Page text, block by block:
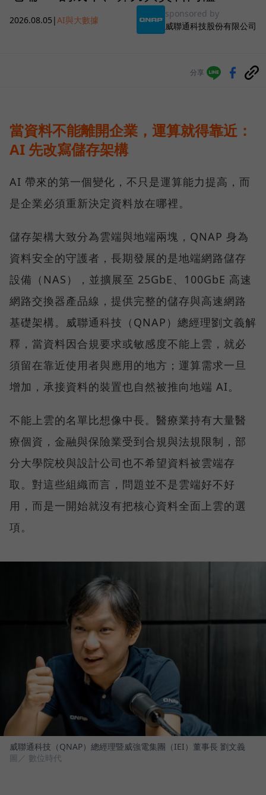
2026.08.05 |AI與大數據
sponsored by
威聯通科技股份有限公司
分享
當資料不能離開企業，運算就得靠近：
AI 先改寫儲存架構
AI 帶來的第一個變化，不只是運算能力提高，而
是企業必須重新決定資料放在哪裡。
儲存架構大致分為雲端與地端兩塊，QNAP 身為
資料安全的守護者，長期發展的是地端網路儲存
設備（NAS），並擴展至 25GbE、100GbE 高速
網路交換器產品線，提供完整的儲存與高速網路
基礎架構。威聯通科技（QNAP）總經理劉文義解
釋，當資料因合規要求或敏感度不能上雲，就必
須留在靠近使用者與應用的地方；運算需求一旦
增加，承接資料的裝置也自然被推向地端 AI。
不能上雲的名單比想像中長。醫療業持有大量醫
療個資，金融與保險業受到合規與法規限制，部
分大學院校與設計公司也不希望資料被雲端存
取。對這些組織而言，問題並不是雲端好不好
用，而是一開始就沒有把核心資料全面上雲的選
項。
威聯通科技（QNAP）總經理暨威強電集團（IEI）董事長 劉文義
圖／ 數位時代